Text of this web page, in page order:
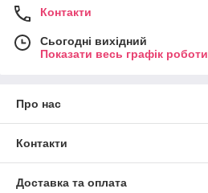
Контакти
Сьогодні вихідний
Показати весь графік роботи
Про нас
Контакти
Доставка та оплата